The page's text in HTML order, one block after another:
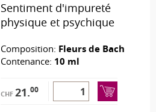
Sentiment d'impureté
physique et psychique
Composition: Fleurs de Bach
Contenance: 10 ml
CHF 21.00